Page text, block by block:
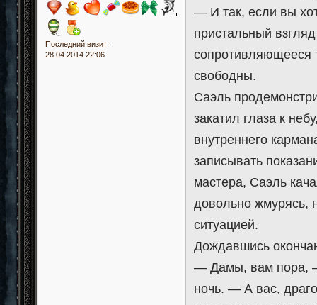
Последний визит:
28.04.2014 22:06
— И так, если вы
пристальный
сопротивляющееся
свободны.
Саэль
закатил глаза к
внутреннего
записывать
мастера, Саэль
довольно жмурясь,
ситуацией.
Дождавшись
— Дамы, вам пора, —
ночь. — А вас,